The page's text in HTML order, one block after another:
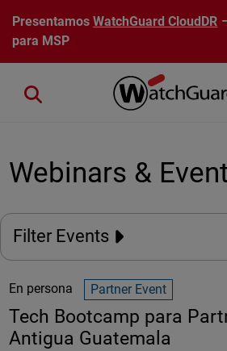
Pasar al contenido principal
PresentamosWatchGuard CloudDR
para MSP
Close search
Webinars &
Filter Events
En persona Partner Event
Tech Bootcamp para
Antigua Guatemala